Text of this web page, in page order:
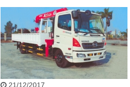
21/12/2017